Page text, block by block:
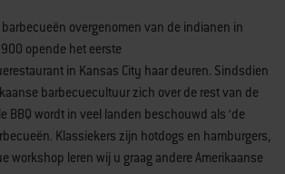
overgenomen van de indianen in
opende het eerste
in Kansas City haar deuren. Sindsdien
barbecuecultuur zich over de rest van de
BBQ wordt in veel landen beschouwd als ‘de
Klassiekers zijn hotdogs en hamburgers,